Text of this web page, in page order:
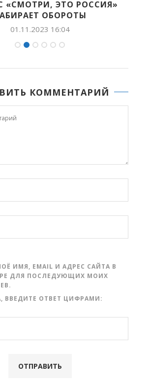
«СМОТРИ, ЭТО РОССИЯ»
ОБОРОТЫ
01.11.2023 16:04
КОММЕНТАРИЙ
ИМЯ, EMAIL И АДРЕС САЙТА В
ДЛЯ ПОСЛЕДУЮЩИХ МОИХ
ВВЕДИТЕ ОТВЕТ ЦИФРАМИ: